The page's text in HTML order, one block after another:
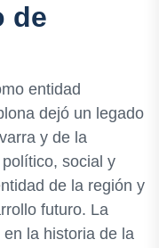
de
entidad
dejó un legado
y de la
social y
de la región y
futuro. La
la historia de la